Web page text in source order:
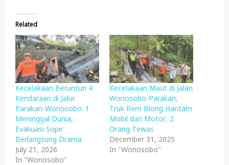
Related
Kecelakaan Beruntun 4
Kendaraan di Jalur
Parakan-Wonosobo: 1
Meninggal Dunia,
Evakuasi Sopir
Berlangsung Drama
July 21, 2026
In "Wonosobo"
Kecelakaan Maut di Jalan
Wonosobo-Parakan,
Truk Rem Blong Hantam
Mobil dan Motor, 2
Orang Tewas
December 31, 2025
In "Wonosobo"